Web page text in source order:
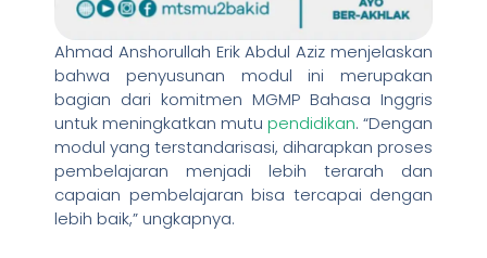
Ahmad Anshorullah Erik Abdul Aziz menjelaskan
bahwa penyusunan modul ini merupakan
bagian dari komitmen MGMP Bahasa Inggris
untuk meningkatkan mutu pendidikan. “Dengan
modul yang terstandarisasi, diharapkan proses
pembelajaran menjadi lebih terarah dan
capaian pembelajaran bisa tercapai dengan
lebih baik,” ungkapnya.